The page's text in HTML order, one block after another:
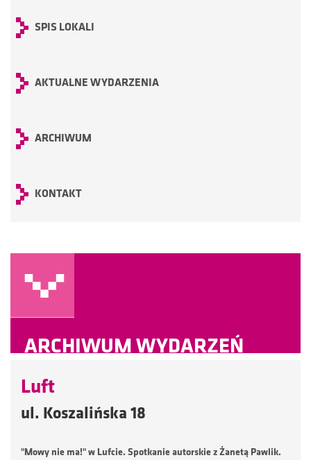
SPIS LOKALI
AKTUALNE WYDARZENIA
ARCHIWUM
KONTAKT
ARCHIWUM WYDARZEŃ
Luft
ul. Koszalińska 18
"Mowy nie ma!" w Lufcie. Spotkanie autorskie z Żanetą Pawlik.